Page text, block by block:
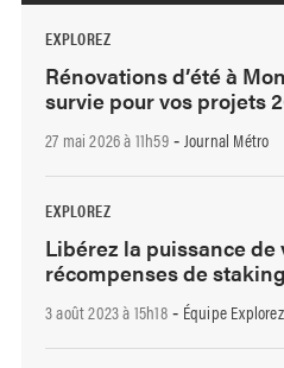
EXPLOREZ
Rénovations d’été à
survie pour vos projets
27 mai 2026 à 11h59- Journal Métro
EXPLOREZ
Libérez la puissance
récompenses de staking
3 août 2023 à 15h18- Équipe Explorez